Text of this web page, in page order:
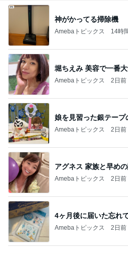
神がかってる掃除機
Amebaトピックス 14時
堀ちえみ 美容で一番
Amebaトピックス 2日前
娘を見習った銀テープ
Amebaトピックス 2日前
アグネス 家族と早め
Amebaトピックス 2日前
4ヶ月後に届いた忘れ
Amebaトピックス 2日前